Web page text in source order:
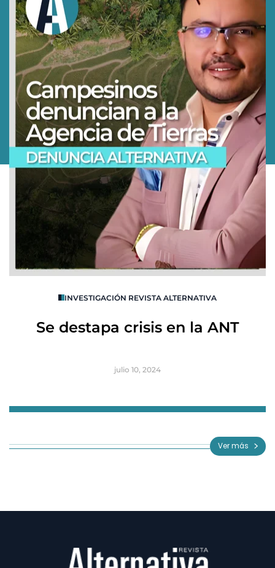
INVESTIGACIÓN REVISTA ALTERNATIVA
Se destapa crisis en la ANT
julio 10, 2024
3
Ver más